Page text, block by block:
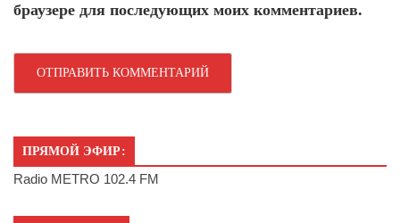
браузере для последующих моих комментариев.
ПРЯМОЙ ЭФИР:
Radio METRO 102.4 FM